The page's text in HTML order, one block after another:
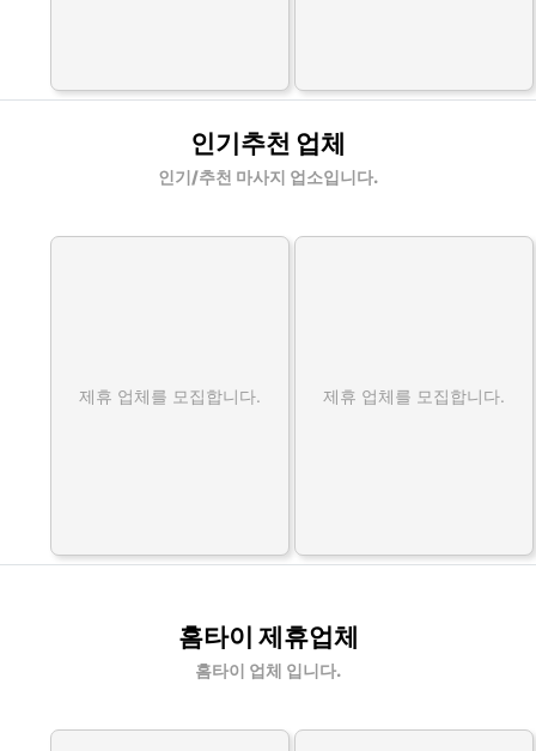
인기추천 업체
인기/추천 마사지 업소입니다.
제휴 업체를 모집합니다. 제휴 업체를 모집합니다.
홈타이 제휴업체
홈타이 업체 입니다.